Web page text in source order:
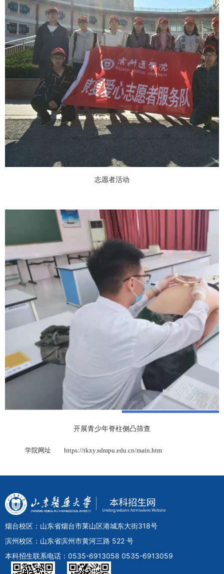
志愿者活动
开展青少年脊柱侧凸筛查
学院网址 https://tkxy.sdmpu.edu.cn/main.htm
烟台校区：山东省烟台市莱山区港城东大街318号
滨州校区：山东省滨州市黄河三路 522 号
本科招生联系电话：0535-6913058 0535-6913059